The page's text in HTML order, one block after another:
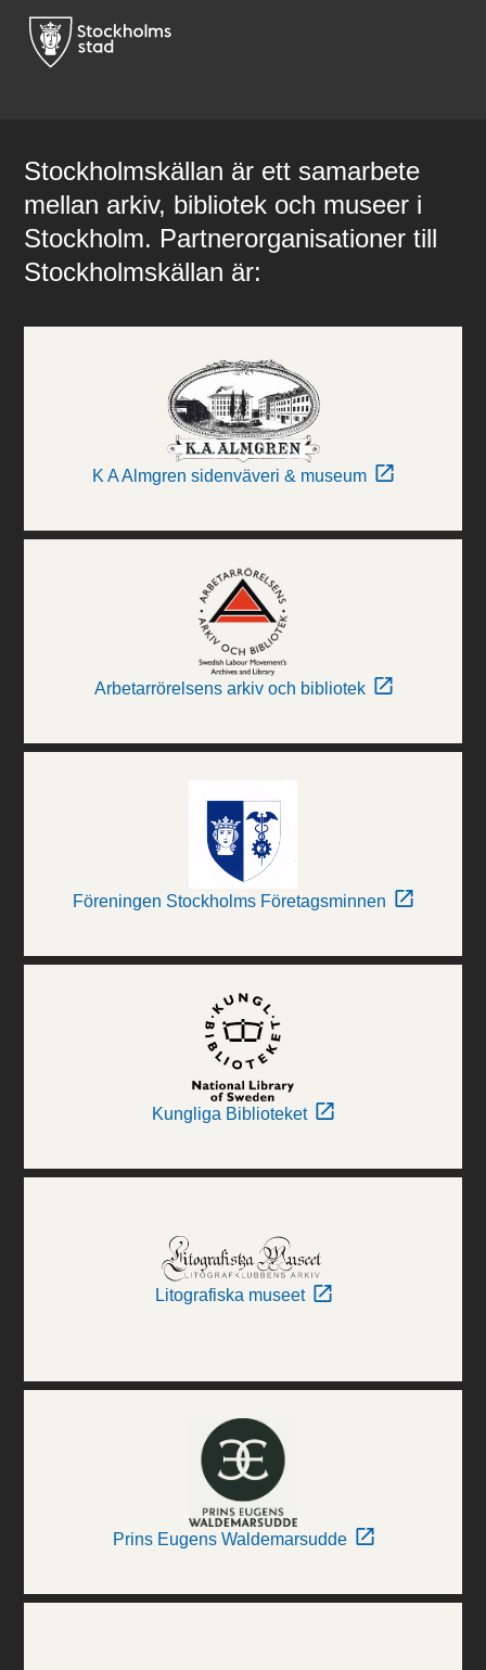
Stockholmskällan är ett samarbete
mellan arkiv, bibliotek och museer i
Stockholm. Partnerorganisationer till
Stockholmskällan är:
K A Almgren sidenväveri & museum
Arbetarrörelsens arkiv och bibliotek
Föreningen Stockholms Företagsminnen
Kungliga Biblioteket
Litografiska museet
Prins Eugens Waldemarsudde